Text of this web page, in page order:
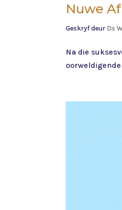
Nuwe
Geskryf deur Ds
Na die